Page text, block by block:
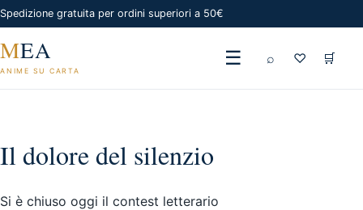
Spedizione gratuita per ordini superiori a 50€
MEA
ANIME SU CARTA
☰ ⌕ ♡ 🛒
Il dolore del silenzio
Si è chiuso oggi il contest letterario